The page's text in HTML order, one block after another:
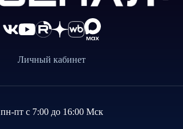
Личный кабинет
пн-пт с 7:00 до 16:00 Мск